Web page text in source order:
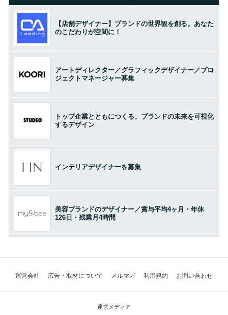
【店舗デザイナー】ブランドの世界観を創る。あなた
のこだわりが空間に！
アートディレクター／グラフィックデザイナー／プロ
ジェクトマネージャー募集
トップ企業とともにつくる。ブランドの未来を可視化
するデザイン
インテリアデザイナーを募集
美容ブランドのデザイナー／賞与平均4ヶ月・年休
126日・残業月4時間
運営会社 広告・取材について メルマガ 利用規約 お問い合わせ
運営メディア